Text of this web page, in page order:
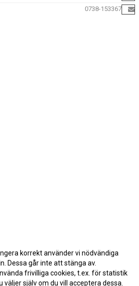
0738-153367
korrekt använder vi nödvändiga
Dessa går inte att stänga av.
frivilliga cookies, t.ex. för statistik
väljer själv om du vill acceptera dessa.